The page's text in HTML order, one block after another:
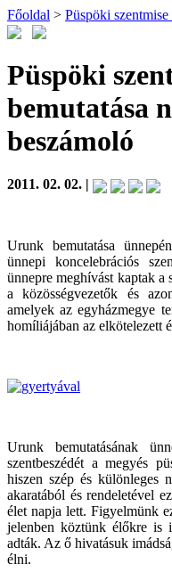
Főoldal > Püspöki
Püspöki
bemutatása
beszámoló
2011. 02. 02. |
Urunk bemutatása
ünnepi koncelebrációs
ünnepre meghívást kaptak a
a közösségvezetők és
amelyek az egyházmegye
homíliájában az elkötelezett
Urunk bemutatásának
szentbeszédét a megyés
hiszen szép és különleges
akaratából és rendeletével
élet napja lett. Figyelmünk
jelenben köztünk élőkre is
adták. Az ő hivatásuk
élni.